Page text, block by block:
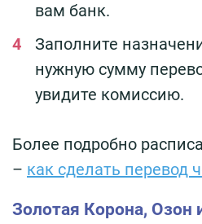
вам банк.
Заполните
нужную сумму
увидите комиссию.
Более подробно
– как сделать перевод
Золотая Корона, Озон